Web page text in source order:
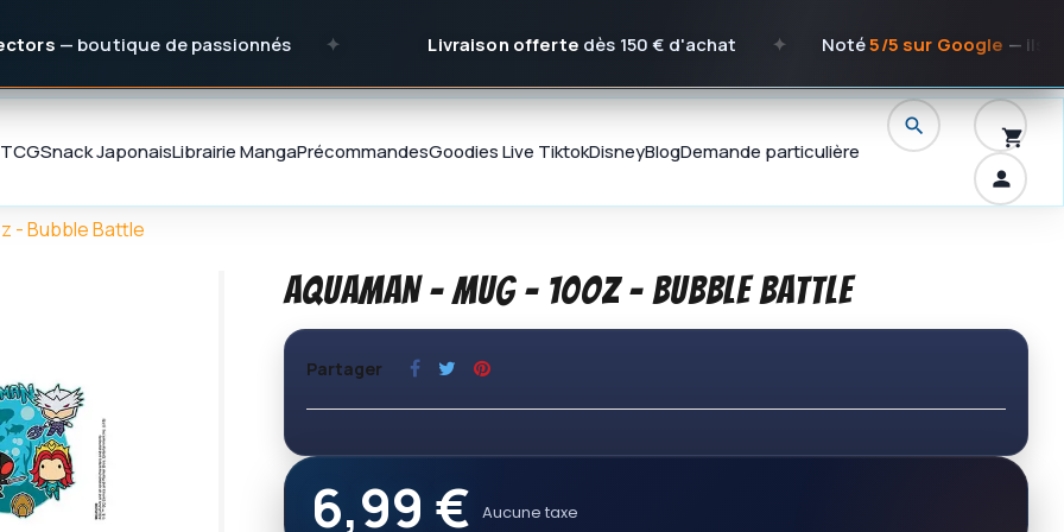
boutique de passionnés ✦ Livraison offertedès 150 € d'achat ✦ Noté 5/5 sur Google— ils en
TCGSnack JaponaisLibrairie MangaPrécommandesGoodiesLive TiktokDisneyBlogDemande particulière
- Bubble Battle
AQUAMAN - Mug - 10oz - Bubble Battle
Partager
6,99 € Aucune taxe